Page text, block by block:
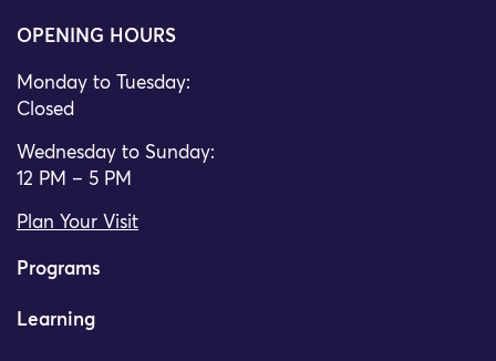
OPENING HOURS
Monday to Tuesday:
Closed
Wednesday to Sunday:
12 PM – 5 PM
Plan Your Visit
Programs
Learning